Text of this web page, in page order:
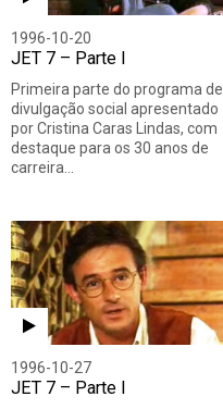
1996-10-20
JET 7 – Parte I
Primeira parte do programa de
divulgação social apresentado
por Cristina Caras Lindas, com
destaque para os 30 anos de
carreira…
1996-10-27
JET 7 – Parte I